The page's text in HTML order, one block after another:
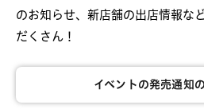
のお知らせ、新店舗の出店情報な
だくさん！
イベントの発売通知